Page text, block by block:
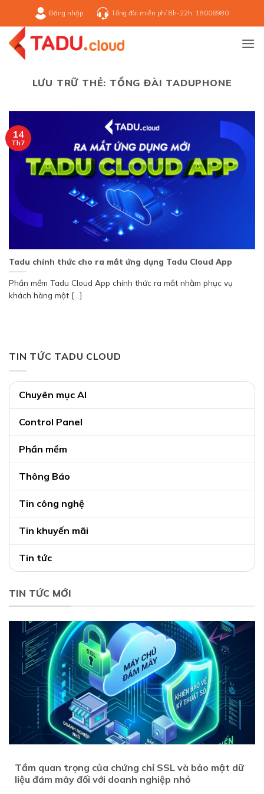
nội
dung
Đăng nhập Tổng đài miễn phí 8h-22h: 18006980
LƯU TRỮ THẺ: TỔNG ĐÀI TADUPHONE
Tadu chính thức cho ra mắt ứng dụng Tadu Cloud App
Phần mềm Tadu Cloud App chính thức ra mắt nhằm phục vụ
khách hàng một [...]
14
Th7
TIN TỨC TADU CLOUD
Chuyên mục AI
Control Panel
Phần mềm
Thông Báo
Tin công nghệ
Tin khuyến mãi
Tin tức
TIN TỨC MỚI
Tầm quan trọng của chứng chỉ SSL và bảo mật dữ
liệu đám mây đối với doanh nghiệp nhỏ